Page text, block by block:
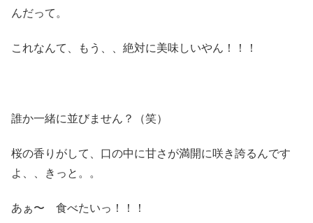
んだって。
これなんて、もう、、絶対に美味しいやん！！！
誰か一緒に並びません？（笑）
桜の香りがして、口の中に甘さが満開に咲き誇るんです
よ、、きっと。。
あぁ〜 食べたいっ！！！